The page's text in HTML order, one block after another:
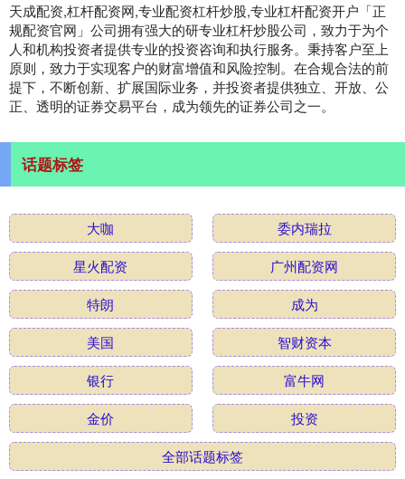
天成配资,杠杆配资网,专业配资杠杆炒股,专业杠杆配资开户「正
规配资官网」公司拥有强大的研专业杠杆炒股公司，致力于为个
人和机构投资者提供专业的投资咨询和执行服务。秉持客户至上
原则，致力于实现客户的财富增值和风险控制。在合规合法的前
提下，不断创新、扩展国际业务，并投资者提供独立、开放、公
正、透明的证券交易平台，成为领先的证券公司之一。
话题标签
大咖
委内瑞拉
星火配资
广州配资网
特朗
成为
美国
智财资本
银行
富牛网
金价
投资
全部话题标签